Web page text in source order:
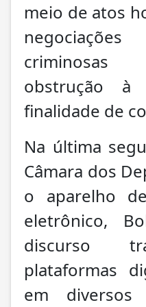
meio de atos
obstrução à
finalidade de
Na última
Câmara dos
o aparelho
eletrônico,
discurso
plataformas
em